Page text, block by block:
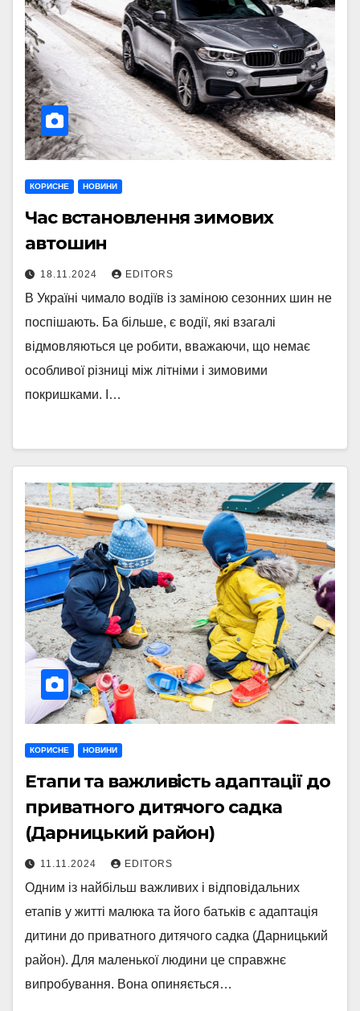
КОРИСНЕ НОВИНИ
Час встановлення зимових
автошин
18.11.2024 EDITORS
В Україні чимало водіїв із заміною сезонних шин не
поспішають. Ба більше, є водії, які взагалі
відмовляються це робити, вважаючи, що немає
особливої різниці між літніми і зимовими
покришками. І…
КОРИСНЕ НОВИНИ
Етапи та важливість адаптації до
приватного дитячого садка
(Дарницький район)
11.11.2024 EDITORS
Одним із найбільш важливих і відповідальних
етапів у житті малюка та його батьків є адаптація
дитини до приватного дитячого садка (Дарницький
район). Для маленької людини це справжнє
випробування. Вона опиняється…